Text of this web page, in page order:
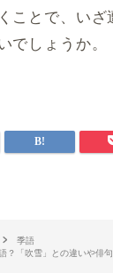
ことで、いざ
でしょうか。
季語
？「吹雪」との違いや俳